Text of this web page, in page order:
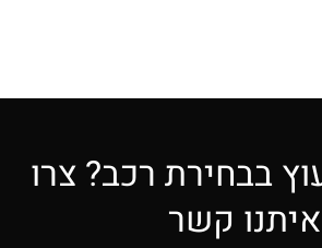
בבחירת רכב? צרו
איתנו קשר